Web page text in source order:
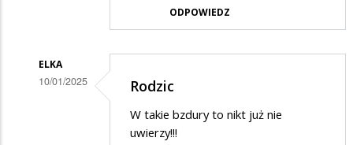
ODPOWIEDZ
ELKA
10/01/2025 Rodzic
W takie bzdury to nikt już nie
uwierzy!!!